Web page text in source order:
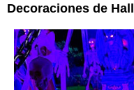
Decoraciones de